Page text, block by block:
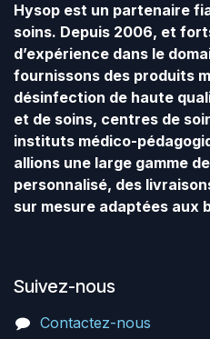
Hysop est un partenaire
soins. Depuis 2006, et
d’expérience dans le
fournissons des produits
désinfection de haute
et de soins, centres de
instituts médico-
allions une large gamme
personnalisé, des
sur mesure adaptées aux
Suivez-nous
Contactez-nous